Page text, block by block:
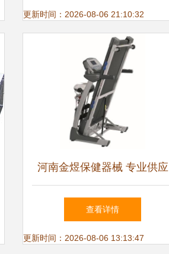
更新时间：2026-08-06 21:10:32
河南金煜保健器械 专业供应
众美ZM-100（灰）跑步机
查看详情
更新时间：2026-08-06 13:13:47